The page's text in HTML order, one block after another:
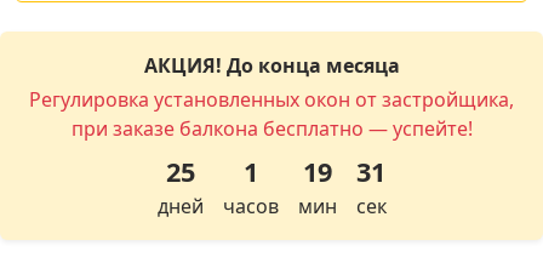
АКЦИЯ! До конца месяца
Регулировка установленных окон от застройщика,
при заказе балкона бесплатно — успейте!
25
дней
1
часов
19
мин
31
сек